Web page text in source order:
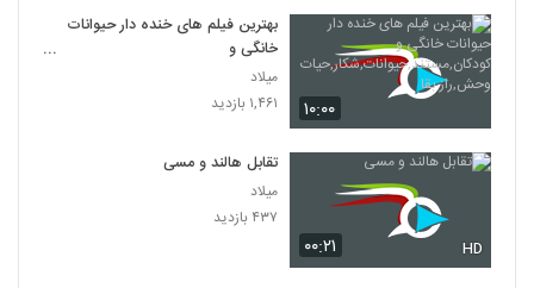
۱۰:۰۰
بهترین فیلم های خنده دار حیوانات
خانگی و
کودکان,مستند,حیوانات,شکار,حیات
وحش,راز بقا
میلاد
۱,۴۶۱ بازدید
۰۰:۲۱ HD
تقابل هالند و مسی
میلاد
۴۳۷ بازدید